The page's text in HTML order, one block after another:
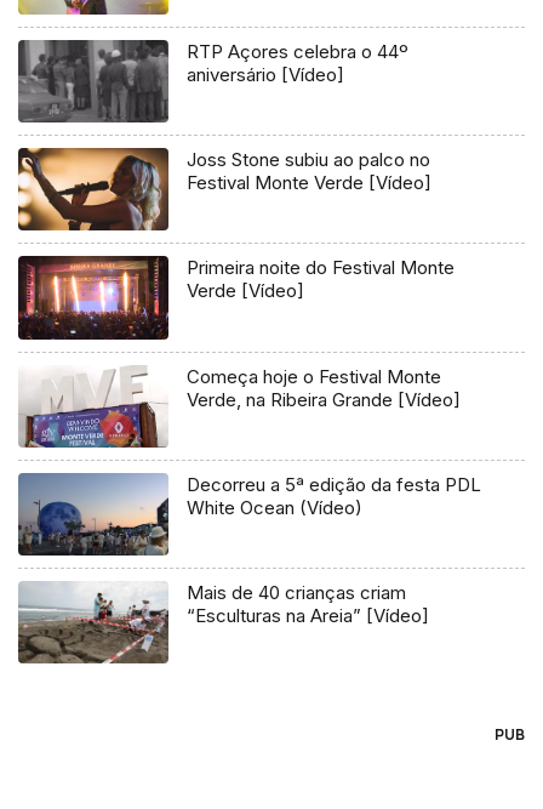
RTP Açores celebra o 44º
aniversário [Vídeo]
Joss Stone subiu ao palco no
Festival Monte Verde [Vídeo]
Primeira noite do Festival Monte
Verde [Vídeo]
Começa hoje o Festival Monte
Verde, na Ribeira Grande [Vídeo]
Decorreu a 5ª edição da festa PDL
White Ocean (Vídeo)
Mais de 40 crianças criam
“Esculturas na Areia” [Vídeo]
PUB